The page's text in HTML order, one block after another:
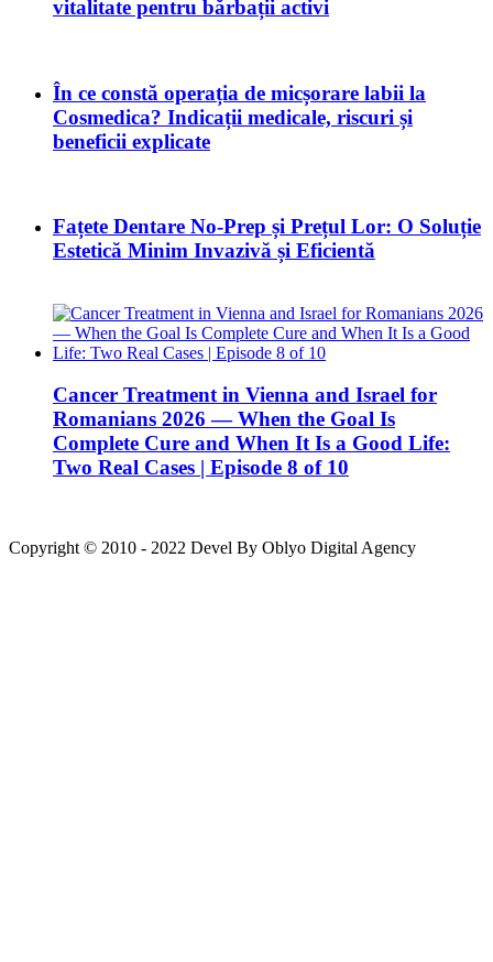
vitalitate pentru bărbații activi
În ce constă operația de micșorare labii la
Cosmedica? Indicații medicale, riscuri și
beneficii explicate
Fațete Dentare No-Prep și Prețul Lor: O Soluție
Estetică Minim Invazivă și Eficientă
Cancer Treatment in Vienna and Israel for
Romanians 2026 — When the Goal Is
Complete Cure and When It Is a Good Life:
Two Real Cases | Episode 8 of 10
Copyright © 2010 - 2022 Devel By Oblyo Digital Agency